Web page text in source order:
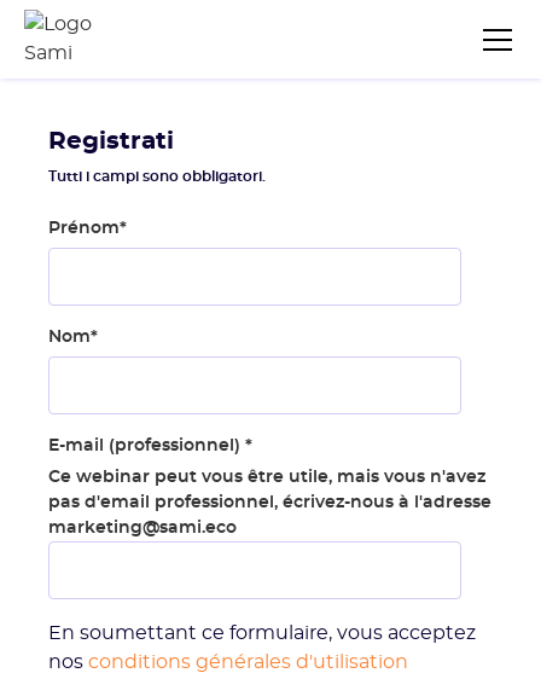
Registrati
Tutti i campi sono obbligatori.
Prénom*
Nom*
E-mail (professionnel) *
Ce webinar peut vous être utile, mais vous n'avez
pas d'email professionnel, écrivez-nous à l'adresse
marketing@sami.eco
En soumettant ce formulaire, vous acceptez
nos conditions générales d'utilisation